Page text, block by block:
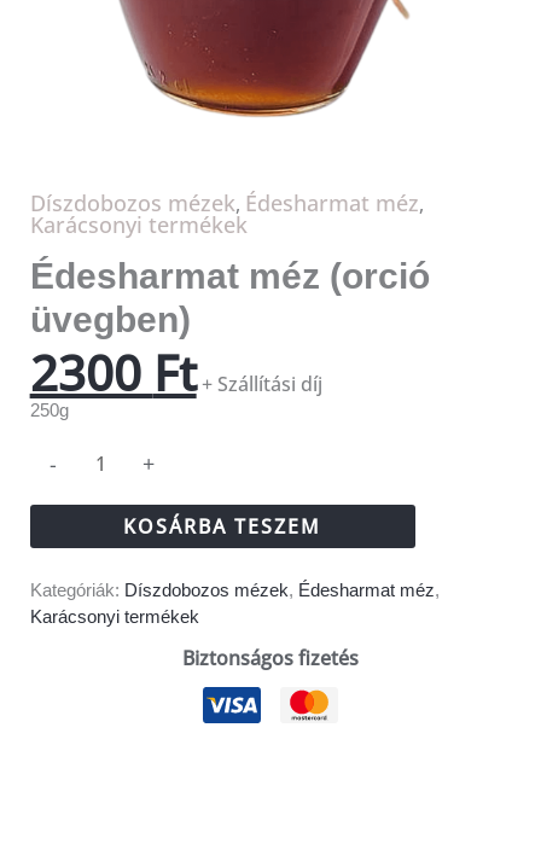
Díszdobozos mézek, Édesharmat méz,
Karácsonyi termékek
Édesharmat méz (orció
üvegben)
2300 Ft+ Szállítási díj
250g
- +
KOSÁRBA TESZEM
Kategóriák: Díszdobozos mézek, Édesharmat méz,
Karácsonyi termékek
Biztonságos fizetés